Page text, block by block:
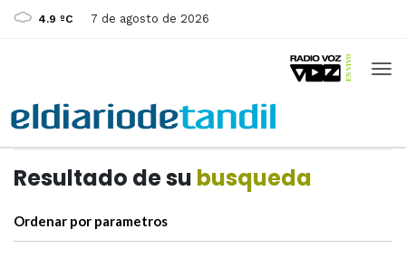
4.9 ºC 7 de agosto de 2026
Resultado de su busqueda
Ordenar por parametros